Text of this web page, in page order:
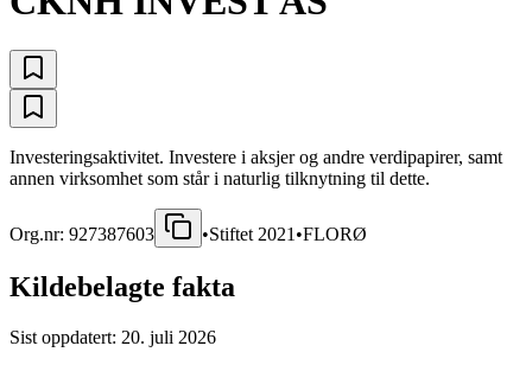
Investeringsaktivitet. Investere i aksjer og andre verdipapirer, samt
annen virksomhet som står i naturlig tilknytning til dette.
Org.nr: 927387603 •Stiftet 2021 •FLORØ
Kildebelagte fakta
Sist oppdatert: 20. juli 2026